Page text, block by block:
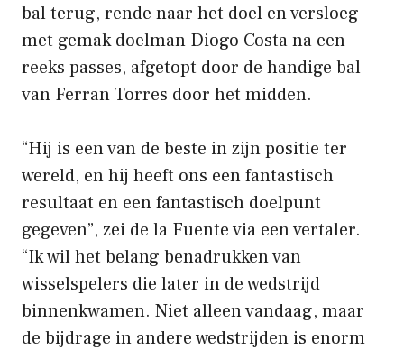
bal terug, rende naar het doel en versloeg
met gemak doelman Diogo Costa na een
reeks passes, afgetopt door de handige bal
van Ferran Torres door het midden.
“Hij is een van de beste in zijn positie ter
wereld, en hij heeft ons een fantastisch
resultaat en een fantastisch doelpunt
gegeven”, zei de la Fuente via een vertaler.
“Ik wil het belang benadrukken van
wisselspelers die later in de wedstrijd
binnenkwamen. Niet alleen vandaag, maar
de bijdrage in andere wedstrijden is enorm